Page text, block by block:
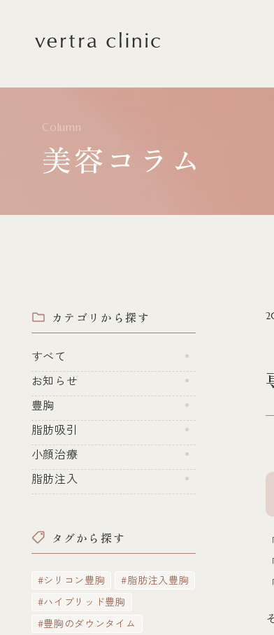
vertra clinic（ヴェル
Column
美容コラム
カテゴリから探す
すべて
お知らせ
豊胸
脂肪吸引
小顔治療
脂肪注入
タグから探す
#シリコン豊胸
#脂肪注入豊胸
#ハイブリッド豊胸
#豊胸のダウンタイム